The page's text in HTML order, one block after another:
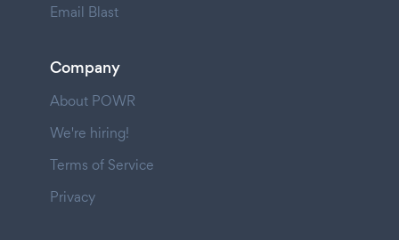
Email Blast
Company
About POWR
We're hiring!
Terms of Service
Privacy